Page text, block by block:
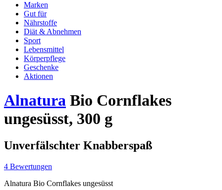
Marken
Gut für
Nährstoffe
Diät & Abnehmen
Sport
Lebensmittel
Körperpflege
Geschenke
Aktionen
Alnatura Bio Cornflakes
ungesüsst, 300 g
Unverfälschter Knabberspaß
4 Bewertungen
Alnatura Bio Cornflakes ungesüsst